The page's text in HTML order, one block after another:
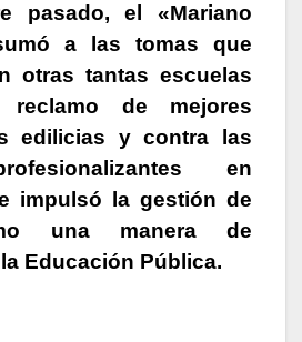
pasado, el «Mariano
a las tomas que
otras tantas escuelas
reclamo de mejores
edilicias y contra las
en
impulsó la gestión de
una manera de
Educación Pública.